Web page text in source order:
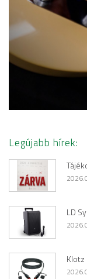
Legújabb hírek:
LD
Klotz